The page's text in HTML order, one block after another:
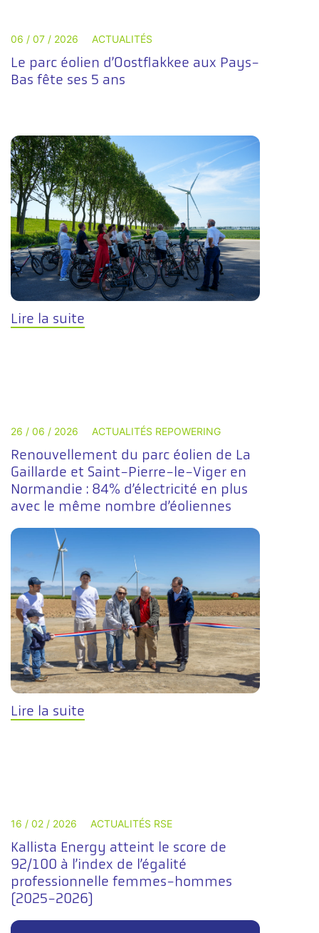
06 / 07 / 2026 ACTUALITÉS
Le parc éolien d’Oostflakkee aux Pays-
Bas fête ses 5 ans
Lire la suite
26 / 06 / 2026 ACTUALITÉS REPOWERING
Renouvellement du parc éolien de La
Gaillarde et Saint-Pierre-le-Viger en
Normandie : 84% d’électricité en plus
avec le même nombre d’éoliennes
Lire la suite
16 / 02 / 2026 ACTUALITÉS RSE
Kallista Energy atteint le score de
92/100 à l’index de l’égalité
professionnelle femmes-hommes
(2025-2026)